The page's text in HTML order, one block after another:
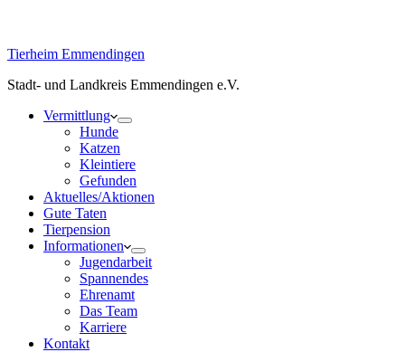
Tierheim Emmendingen
Stadt- und Landkreis Emmendingen e.V.
Vermittlung
Hunde
Katzen
Kleintiere
Gefunden
Aktuelles/Aktionen
Gute Taten
Tierpension
Informationen
Jugendarbeit
Spannendes
Ehrenamt
Das Team
Karriere
Kontakt